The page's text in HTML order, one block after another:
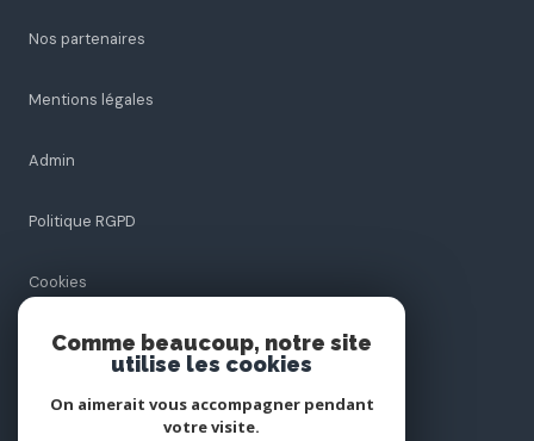
Plan du site
Nos partenaires
Mentions légales
Admin
Politique RGPD
Cookies
© 2026 | Tous droits réservés
Comme beaucoup, notre site
utilise les cookies
On aimerait vous accompagner pendant
votre visite.